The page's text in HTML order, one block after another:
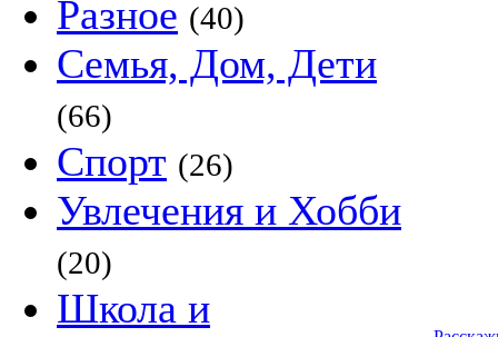
Разное (40)
Семья, Дом, Дети
(66)
Спорт (26)
Увлечения и Хобби
(20)
Школа и